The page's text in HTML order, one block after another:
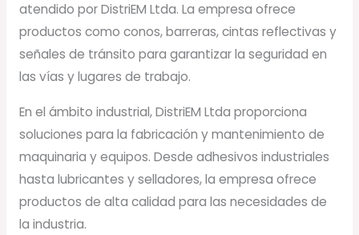
atendido por DistriEM Ltda. La empresa ofrece
productos como conos, barreras, cintas reflectivas y
señales de tránsito para garantizar la seguridad en
las vías y lugares de trabajo.
En el ámbito industrial, DistriEM Ltda proporciona
soluciones para la fabricación y mantenimiento de
maquinaria y equipos. Desde adhesivos industriales
hasta lubricantes y selladores, la empresa ofrece
productos de alta calidad para las necesidades de
la industria.